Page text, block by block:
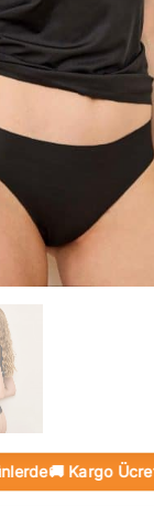
🚚 Kargo Ücretsiz